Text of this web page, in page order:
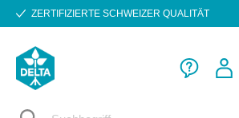
Zum Hauptinhalt springen
ZERTIFIZIERTE SCHWEIZER QUALITÄT